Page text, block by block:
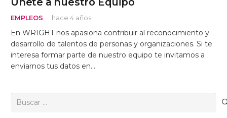
EMPLEOS hace 4 años
En WRIGHT nos apasiona contribuir al reconocimiento y
desarrollo de talentos de personas y organizaciones. Si te
interesa formar parte de nuestro equipo te invitamos a
enviarnos tus datos en…
Buscar: